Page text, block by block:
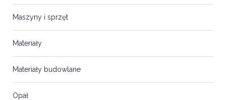
Maszyny i sprzęt
Materiały
Materiały budowlane
Opał